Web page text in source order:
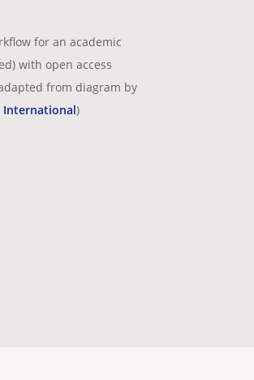
for an academic
with open access
from diagram by
International)